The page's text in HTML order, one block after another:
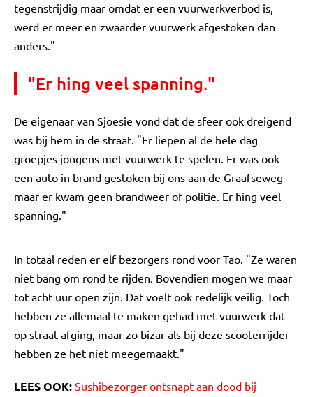
tegenstrijdig maar omdat er een vuurwerkverbod is,
werd er meer en zwaarder vuurwerk afgestoken dan
anders."
"Er hing veel spanning."
De eigenaar van Sjoesie vond dat de sfeer ook dreigend
was bij hem in de straat. "Er liepen al de hele dag
groepjes jongens met vuurwerk te spelen. Er was ook
een auto in brand gestoken bij ons aan de Graafseweg
maar er kwam geen brandweer of politie. Er hing veel
spanning."
In totaal reden er elf bezorgers rond voor Tao. "Ze waren
niet bang om rond te rijden. Bovendien mogen we maar
tot acht uur open zijn. Dat voelt ook redelijk veilig. Toch
hebben ze allemaal te maken gehad met vuurwerk dat
op straat afging, maar zo bizar als bij deze scooterrijder
hebben ze het niet meegemaakt."
LEES OOK: Sushibezorger ontsnapt aan dood bij